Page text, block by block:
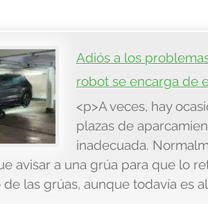
Adiós a los
robot se encarga de
<p>A veces, hay
plazas de
inadecuada.
avisar a una grúa para que lo
las grúas, aunque todavía es